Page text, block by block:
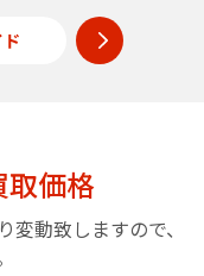
取価格
動致しますので、